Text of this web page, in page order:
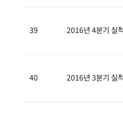
39 2016년 4분기 실
40 2016년 3분기 실